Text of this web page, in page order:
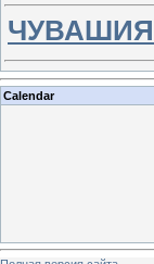
Calendar